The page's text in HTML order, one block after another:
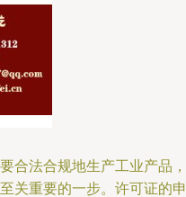
合法合规地生产工业产品，
关重要的一步。许可证的申